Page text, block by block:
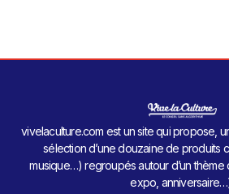
vivelaculture.com est un site qui propose,
sélection d’une douzaine de produits
musique…) regroupés autour d’un thème
expo,